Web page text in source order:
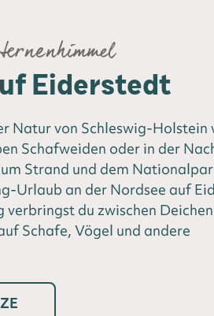
Eiderstedt
Natur von Schleswig-Holstein
Schafweiden oder in der
Strand und dem
Urlaub an der Nordsee auf
du zwischen
Schafe, Vögel und andere